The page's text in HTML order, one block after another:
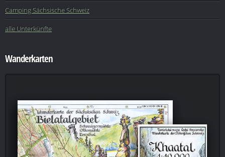
Camping Sächsische Schweiz
alle Unterkünfte
Wanderkarten